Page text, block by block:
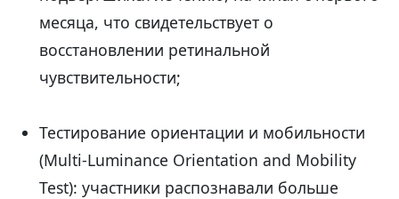
месяца, что свидетельствует о
восстановлении ретинальной
чувствительности;
Тестирование ориентации и мобильности
(Multi-Luminance Orientation and Mobility
Test): участники распознавали больше